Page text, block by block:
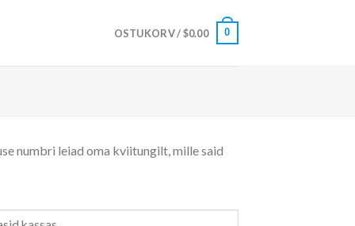
OSTUKORV /$0.00 0
numbri leiad oma kviitungilt, mille said